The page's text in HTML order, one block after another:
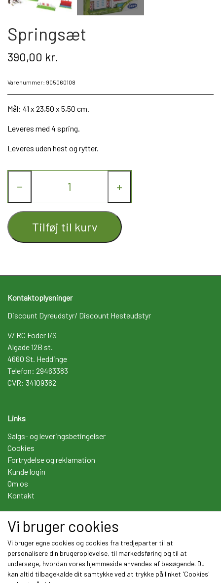
Retur
Springsæt
390,00 kr.
Varenummer: 905060108
Mål: 41 x 23,50 x 5,50 cm.
Leveres med 4 spring.
Leveres uden hest og rytter.
− +
Tilføj til kurv
Kontaktoplysninger
Discount Dyreudstyr/ Discount Hesteudstyr
V/ RC Foder I/S
Algade 12B st.
4660 St. Heddinge
Telefon: 29463383
CVR: 34109362
Links
Salgs- og leveringsbetingelser
Cookies
Fortrydelse og reklamation
Kunde login
Om os
Kontakt
Sociale medier
Vi bruger cookies
Vi bruger egne cookies og cookies fra tredjeparter til at
personalisere din brugeroplevelse, til markedsføring og til at
undersøge, hvordan vores hjemmeside anvendes af besøgende. Du
kan altid tilbagekalde dit samtykke ved at trykke på linket 'Cookies'